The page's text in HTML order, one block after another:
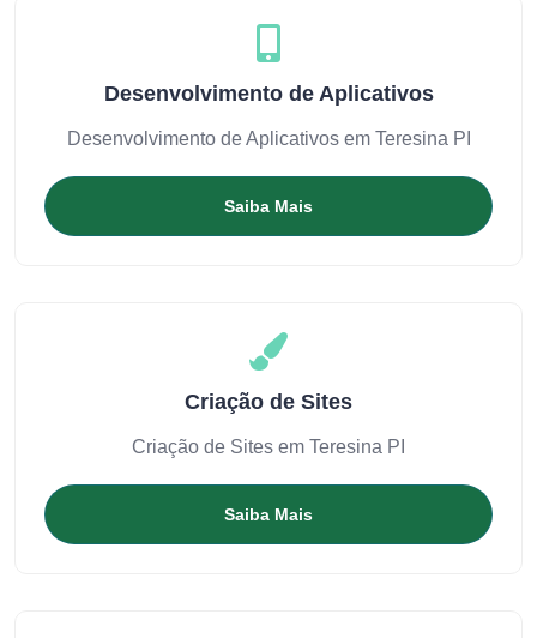
Desenvolvimento de Aplicativos
Desenvolvimento de Aplicativos em Teresina PI
Saiba Mais
Criação de Sites
Criação de Sites em Teresina PI
Saiba Mais